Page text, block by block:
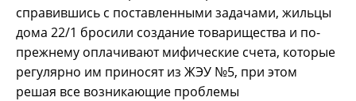
справившись с поставленными задачами, жильцы
дома 22/1 бросили создание товарищества и по-
прежнему оплачивают мифические счета, которые
регулярно им приносят из ЖЭУ №5, при этом
решая все возникающие проблемы